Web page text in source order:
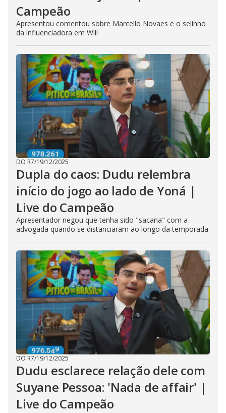
Campeão
Apresentou comentou sobre Marcello Novaes e o selinho
da influenciadora em Will
DO R7/19/12/2025
Dupla do caos: Dudu relembra
início do jogo ao lado de Yoná |
Live do Campeão
Apresentador negou que tenha sido "sacana" com a
advogada quando se distanciaram ao longo da temporada
DO R7/19/12/2025
Dudu esclarece relação dele com
Suyane Pessoa: 'Nada de affair' |
Live do Campeão